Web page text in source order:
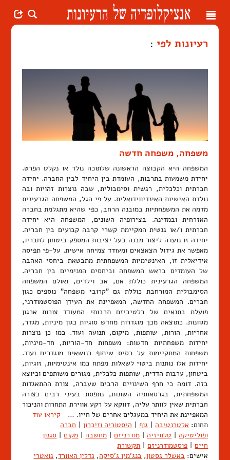
Toggle
רעיונות לפי :
משפחה, משפחה חדשה
המשפחה היא הקבוצה הראשונה שלתוכה נולד או נקלט הפרט.
יחידת משמעות בתרבות, העומדת בין היחיד לבין החברה. יחידה
חברתית וכלכלית, רגשית וסימבולית, שבה נוצרות זהויות ובה
נולדת האישיות האינדיווידואלית. על פי הגל, המשפחה הגרעינית
מדמה את המשפחתיות במובנה הרחב, כפי שהיא מתגלמת בחברה
האזרחית ובמדינה. בצירופיה השונים, המשפחה היא יחידה
חברתית ו/או גנטית המקיימת קשרי קרבה קבועים בין חבריה.
יחידה זו נועדה ליצור מבנה בעל יציבות המספק ביטחון לחבריו,
מאפשר את גידול הצאצאים ומעודד צמיחה אישית. על-פי תפיסה
אידיאלית זו, האינטימיות המשפחתית מתבטאת ביחסי האהבה
של העומדים בראש המשפחה וביחסים הפנימיים בין חבריה.
המשפחה הגרעינית כוללת אם, אב וילדים, ואולם המשפחה
הסימבולית המורחבת כוללת גם "קרובי משפחה" נוספים כגון
חברים. המשפחה החדשה, המאפיינת את העידן הפוסטמודרני,
פועלת בתנאים של רלטיביזם תרבותי המעודד צורות ארגון
מגוונות. כתוצאה מכך מוגדרות מחדש סוגיות כגון מיניות, מגדר,
אחריות, הורות, שותפות, מיקום, תנועה ועוד. כמו כן נוצרות
יחידות משפחתיות חדשות: משפחות חד-הוריות, חד-מיניות,
משפחות המתקיימות על בסיס שיתוף בנושאים מוגדרים ועוד.
יחידות אלו נותנות ביטוי לשאלות מפתח כמו אינטימיות, זוגיות,
ביטחון, ערבות הדדית, שותפות כלכלית, מגורים משותפים וכיוצא
בזה. דומה כי חרף השינויים הרבים שעברה, צורת ההתאגדות
המשפחתית, בגרסאותיה השונות, נתפסת בעיני רבים כצורה
חברתית שאין לוותר עליה, דווקא על רקע אווירת התחרות והניכור
המאפיינת את היחיד במעגלים אחרים של חייו. … קיראו עוד
תחום: אלטרנטיבה | גוף | היסטוריה וזיכרון | חברה
ופוליטיקה | טלוויזיה | מודרניזם | מחשבה | מקום | סגנון
חיים | פוסטמודרניזם | תקשורת
אישים: באשלר גסטון, בנג'מין ג'סיקה, גדלין האוורד, גואטרי